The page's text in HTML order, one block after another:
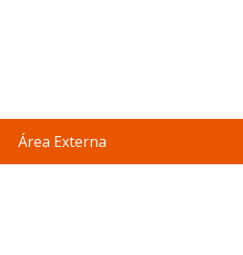
Área Externa